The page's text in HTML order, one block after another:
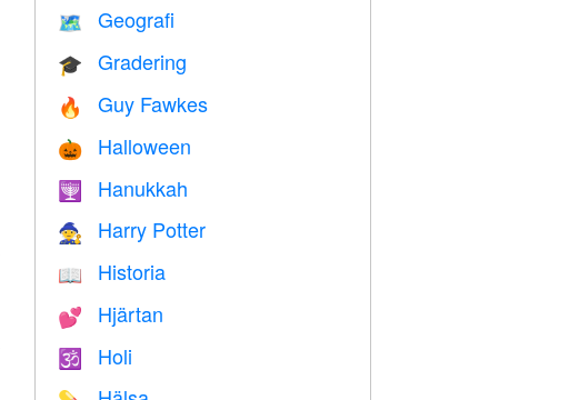
🗺 Geografi
🎓 Gradering
🔥 Guy Fawkes
🎃 Halloween
🕎 Hanukkah
🧙 Harry Potter
📖 Historia
💕 Hjärtan
🕉 Holi